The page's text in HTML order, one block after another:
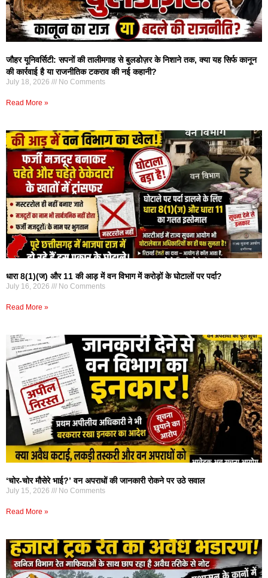
जौहर यूनिवर्सिटी: सपनों की तालीमगाह से बुलडोज़र के निशाने तक, क्या यह सिर्फ कानून
की कार्रवाई है या राजनीतिक टकराव की नई कहानी?
July 18, 2026 No Comments
Read More »
धारा 8(1)(ज) और 11 की आड़ में वन विभाग में करोड़ों के घोटालों पर पर्दा?
July 16, 2026 No Comments
Read More »
‘चोर-चोर मौसेरे भाई?’ वन अपराधों की जानकारी रोकने पर उठे सवाल
July 15, 2026 No Comments
Read More »